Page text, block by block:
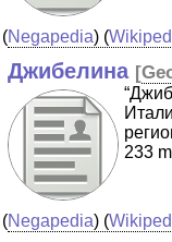
(Negapedia) (
Джибелина [
233
(Negapedia) (